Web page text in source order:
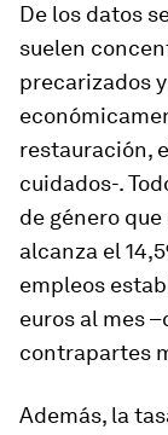
De los datos
suelen
precarizados
restauración,
cuidados-.
de género
alcanza el
empleos
euros al mes
contrapartes
Además, la